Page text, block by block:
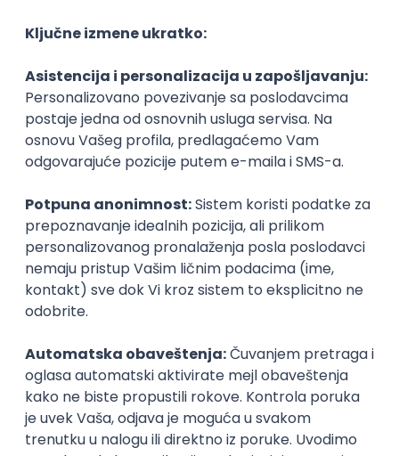
san, što može izazvatiprobleme sa pamćenjem
Čaj od đumbira kao zdravija
zamena
Za kraj, pitali smo je da nam preporuči neku zdraviju
požele da svoju dnevnu rutinu ispijanja ovog napitka
promene.
- Postoje zamene za kafu koje će vam pomoći da
lakše pregrmite period bez njenog konzumiranja i to
zeleni čaj, kafa od cikorije, smuti od povrća i
Očigledno da kafa kod svakog od nas “radi”
drugačije. Jedni veruju da im pomaže prilikom
spremanja ispita, drugi kažu da to sigurno nije tačno i
da kafa služi da “okupi” ljude. Kakvo je vaše iskustvo,
može li se bez kafe tokom ispitnih rokova?